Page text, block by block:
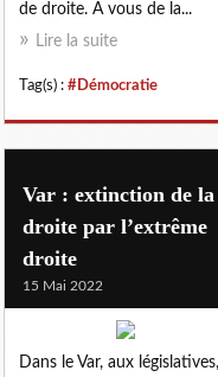
de droite. A vous de la...
Lire la suite
Tag(s) : #Démocratie
Var : extinction de la
droite par l’extrême
droite
15 Mai 2022
Dans le Var, aux législatives,